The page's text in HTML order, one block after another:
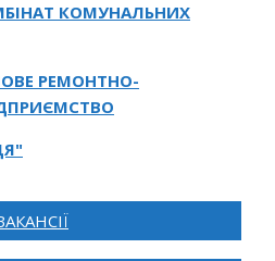
КОМУНАЛЬНИХ
РЕМОНТНО-